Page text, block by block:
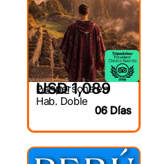
DESDE
USD 1,089
Por persona en
Hab. Doble
06 Días